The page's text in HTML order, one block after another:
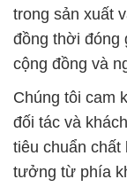
trong sản xuất
đồng thời đóng
cộng đồng và
Chúng tôi cam
đối tác và
tiêu chuẩn
tưởng từ phía